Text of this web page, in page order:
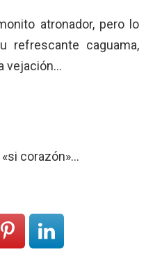
atronador, pero lo
refrescante caguama,
vejación…
corazón»…